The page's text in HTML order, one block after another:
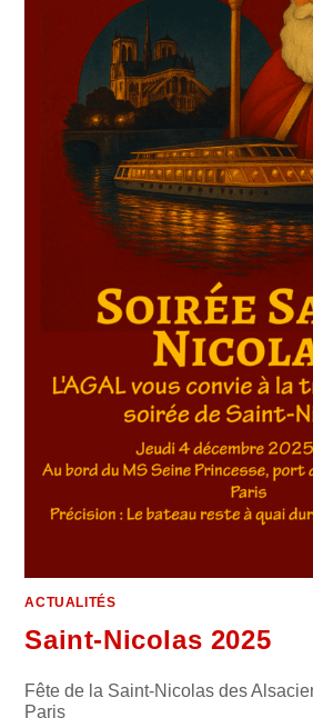
ACTUALITÉS
Saint-Nicolas 2025
Fête de la Saint-Nicolas des
Paris